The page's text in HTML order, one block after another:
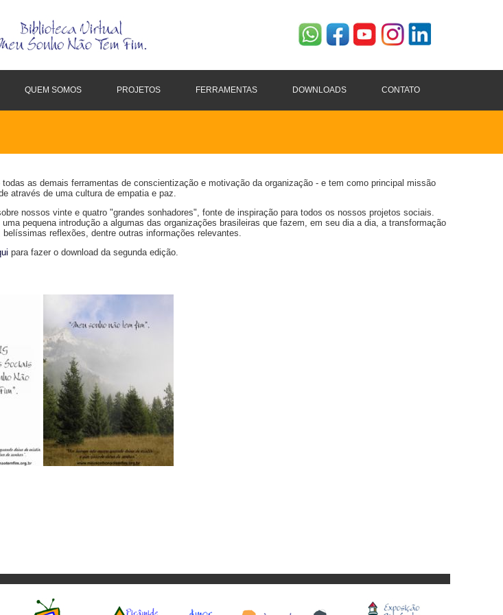
QUEM SOMOS PROJETOS FERRAMENTAS DOWNLOADS CONTATO
as demais ferramentas de conscientização e motivação da organização - e tem como principal missão
através de uma cultura de empatia e paz.
nossos vinte e quatro "grandes sonhadores", fonte de inspiração para todos os nossos projetos sociais.
pequena introdução a algumas das organizações brasileiras que fazem, em seu dia a dia, a transformação
reflexões, dentre outras informações relevantes.
para fazer o download da segunda edição.